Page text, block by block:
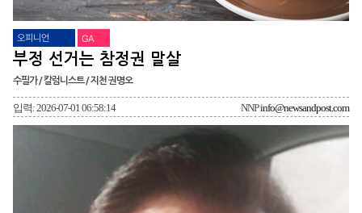
오피니언 GA
부정 선거는 참정권 말살
수필가 / 칼럼니스트 / 지천 권명오
입력: 2026-07-01 06:58:14 NNPinfo@newsandpost.com